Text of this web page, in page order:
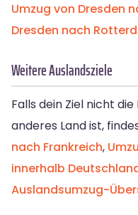
Umzug von Dresden
Dresden nach
Weitere Auslandsziele
Falls dein Ziel nicht
anderes Land ist,
nach Frankreich,
innerhalb
Auslandsumzug-